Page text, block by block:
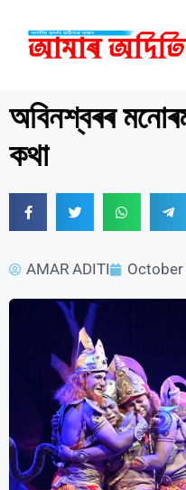
অবিনশ্বৰৰ
কথা
AMAR ADITI